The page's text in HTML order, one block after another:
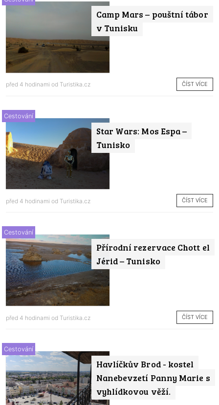
Camp Mars – pouštní tábor
v Tunisku
před 4 hodinami od Turistika.cz ČÍST VÍCE
Star Wars: Mos Espa –
Tunisko
Cestování
před 4 hodinami od Turistika.cz ČÍST VÍCE
Přírodní rezervace Chott el
Jérid – Tunisko
Cestování
před 4 hodinami od Turistika.cz ČÍST VÍCE
Havlíčkův Brod - kostel
Nanebevzetí Panny Marie s
vyhlídkovou věží.
Cestování